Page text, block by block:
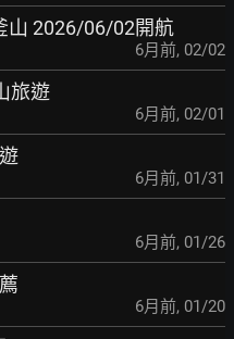
山 2026/06/02開航
6月前, 02/02
旅遊
6月前, 02/01
6月前, 01/31
6月前, 01/26
6月前, 01/20